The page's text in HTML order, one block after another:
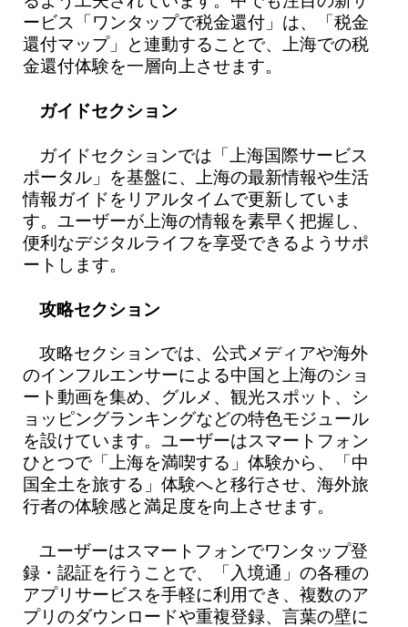
ービス「ワンタップで税金還付」は、「税金
還付マップ」と連動することで、上海での税
金還付体験を一層向上させます。
ガイドセクション
ガイドセクションでは「上海国際サービス
ポータル」を基盤に、上海の最新情報や生活
情報ガイドをリアルタイムで更新していま
す。ユーザーが上海の情報を素早く把握し、
便利なデジタルライフを享受できるようサポ
ートします。
攻略セクション
攻略セクションでは、公式メディアや海外
のインフルエンサーによる中国と上海のショ
ート動画を集め、グルメ、観光スポット、シ
ョッピングランキングなどの特色モジュール
を設けています。ユーザーはスマートフォン
ひとつで「上海を満喫する」体験から、「中
国全土を旅する」体験へと移行させ、海外旅
行者の体験感と満足度を向上させます。
ユーザーはスマートフォンでワンタップ登
録・認証を行うことで、「入境通」の各種の
アプリサービスを手軽に利用でき、複数のア
プリのダウンロードや重複登録、言葉の壁に